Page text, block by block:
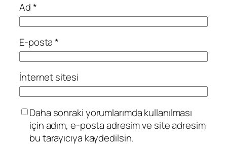
Ad*
E-posta*
İnternet sitesi
Daha sonraki yorumlarımda kullanılması
için adım, e-posta adresim ve site adresim
bu tarayıcıya kaydedilsin.